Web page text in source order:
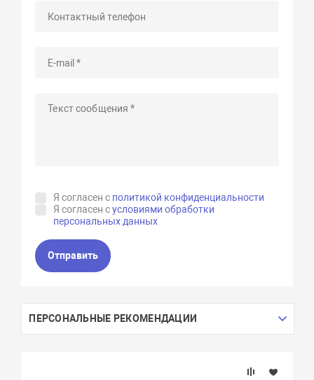
Я согласен с политикой конфиденциальности
Я согласен сусловиями обработки
персональных данных
Отправить
ПЕРСОНАЛЬНЫЕ РЕКОМЕНДАЦИИ